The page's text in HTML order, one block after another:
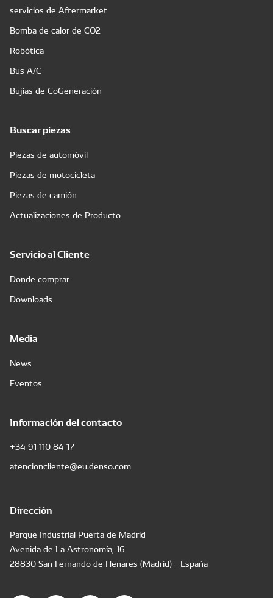
servicios de Aftermarket
Bomba de calor de CO2
Robótica
Bus A/C
Bujías de CoGeneración
Buscar piezas
Piezas de automóvil
Piezas de motocicleta
Piezas de camión
Actualizaciones de Producto
Servicio al Cliente
Donde comprar
Downloads
Media
News
Eventos
Información del contacto
+34 91 110 84 17
atencioncliente@eu.denso.com
Dirección
Parque Industrial Puerta de Madrid
Avenida de La Astronomía, 16
28830 San Fernando de Henares (Madrid) - España